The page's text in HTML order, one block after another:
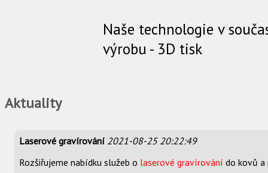
Naše technologie v
výrobu - 3D tisk
Aktuality
Laserové gravírování 2021-08-25 20:22:49
Rozšiřujeme nabídku služeb o laserové gravírovánído kovů a